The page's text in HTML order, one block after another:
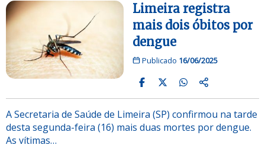
Limeira registra
mais dois óbitos por
dengue
Publicado 16/06/2025
A Secretaria de Saúde de Limeira (SP) confirmou na tarde
desta segunda-feira (16) mais duas mortes por dengue.
As vítimas…